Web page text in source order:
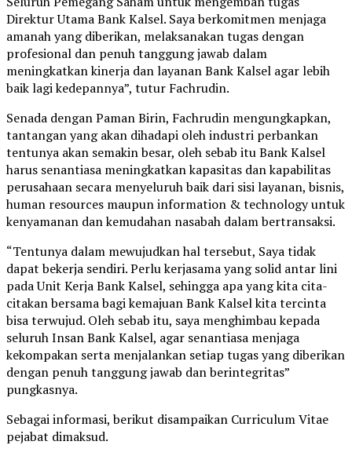
Direktur Utama Bank Kalsel. Saya berkomitmen menjaga
amanah yang diberikan, melaksanakan tugas dengan
profesional dan penuh tanggung jawab dalam
meningkatkan kinerja dan layanan Bank Kalsel agar lebih
baik lagi kedepannya”, tutur Fachrudin.
Senada dengan Paman Birin, Fachrudin mengungkapkan,
tantangan yang akan dihadapi oleh industri perbankan
tentunya akan semakin besar, oleh sebab itu Bank Kalsel
harus senantiasa meningkatkan kapasitas dan kapabilitas
perusahaan secara menyeluruh baik dari sisi layanan, bisnis,
human resources maupun information & technology untuk
kenyamanan dan kemudahan nasabah dalam bertransaksi.
“Tentunya dalam mewujudkan hal tersebut, Saya tidak
dapat bekerja sendiri. Perlu kerjasama yang solid antar lini
pada Unit Kerja Bank Kalsel, sehingga apa yang kita cita-
citakan bersama bagi kemajuan Bank Kalsel kita tercinta
bisa terwujud. Oleh sebab itu, saya menghimbau kepada
seluruh Insan Bank Kalsel, agar senantiasa menjaga
kekompakan serta menjalankan setiap tugas yang diberikan
dengan penuh tanggung jawab dan berintegritas”
pungkasnya.
Sebagai informasi, berikut disampaikan Curriculum Vitae
pejabat dimaksud.